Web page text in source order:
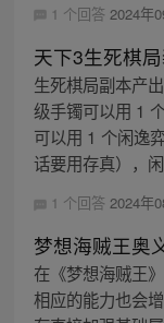
1 个回答 2024年
天下3生死棋
生死棋局副本产
级手镯可以用 1
可以用 1 个闲逸
话要用存真），
1 个回答 2024年
梦想海贼王奥
在《梦想海贼王
相应的能力也会